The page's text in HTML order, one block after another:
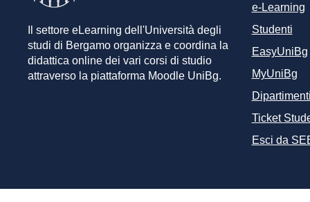
Il settore eLearning dell'Università degli
studi di Bergamo organizza e coordina la
didattica online dei vari corsi di studio
attraverso la piattaforma Moodle UniBg.
e-Learning
Studenti
EasyUniBg
MyUniBg
Ticket
Esci da